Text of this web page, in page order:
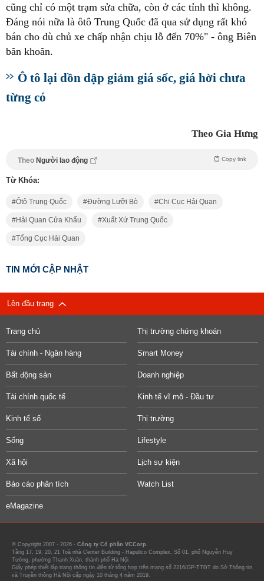
cũng chỉ có một trạm sửa chữa, còn ở các tỉnh thì không.
Đáng nói nữa là ôtô Trung Quốc đã qua sử dụng rất khó
bán cho dù chủ xe chấp nhận chịu lỗ đến 70%" - ông Biên
băn khoăn.
Ô tô lại dồn dập giảm giá sốc, giá hời chưa
từng có
Theo Gia Hưng
Theo Người lao động Copy link
Từ Khóa:
Ôtô Trung Quốc Đường Lưỡi Bò Chi Cục Hải Quan
Hải Quan Cửa Khẩu Xuất Xứ Trung Quốc
Tổng Cục Hải Quan
TIN MỚI CẬP NHẬT
Lên đầu trang
Trang chủ Thị trường chứng khoán
Tài chính - Ngân hàng Smart Money
Bất động sản Doanh nghiệp
Tài chính quốc tế Kinh tế vĩ mô - Đầu tư
Kinh tế số Thị trường
Sống Lifestyle
Xã hội Lịch sự kiện
Báo cáo phân tích Watch List
eMagazine
© Copyright 2007 - 2026 - Công ty Cổ phần VCCorp.
Tầng 17, 19, 20, 21 Toà nhà Center Building - Hapulico Complex, Số 01, phố Nguyễn Huy
Tưởng, phường Thanh Xuân, thành phố Hà Nội
Giấy phép thiết lập trang thông tin điện tử tổng hợp trên mạng số 2216/GP-TTĐT do Sở Thông tin
và Truyền thông Hà Nội cấp ngày 10 tháng 4 năm 2019.